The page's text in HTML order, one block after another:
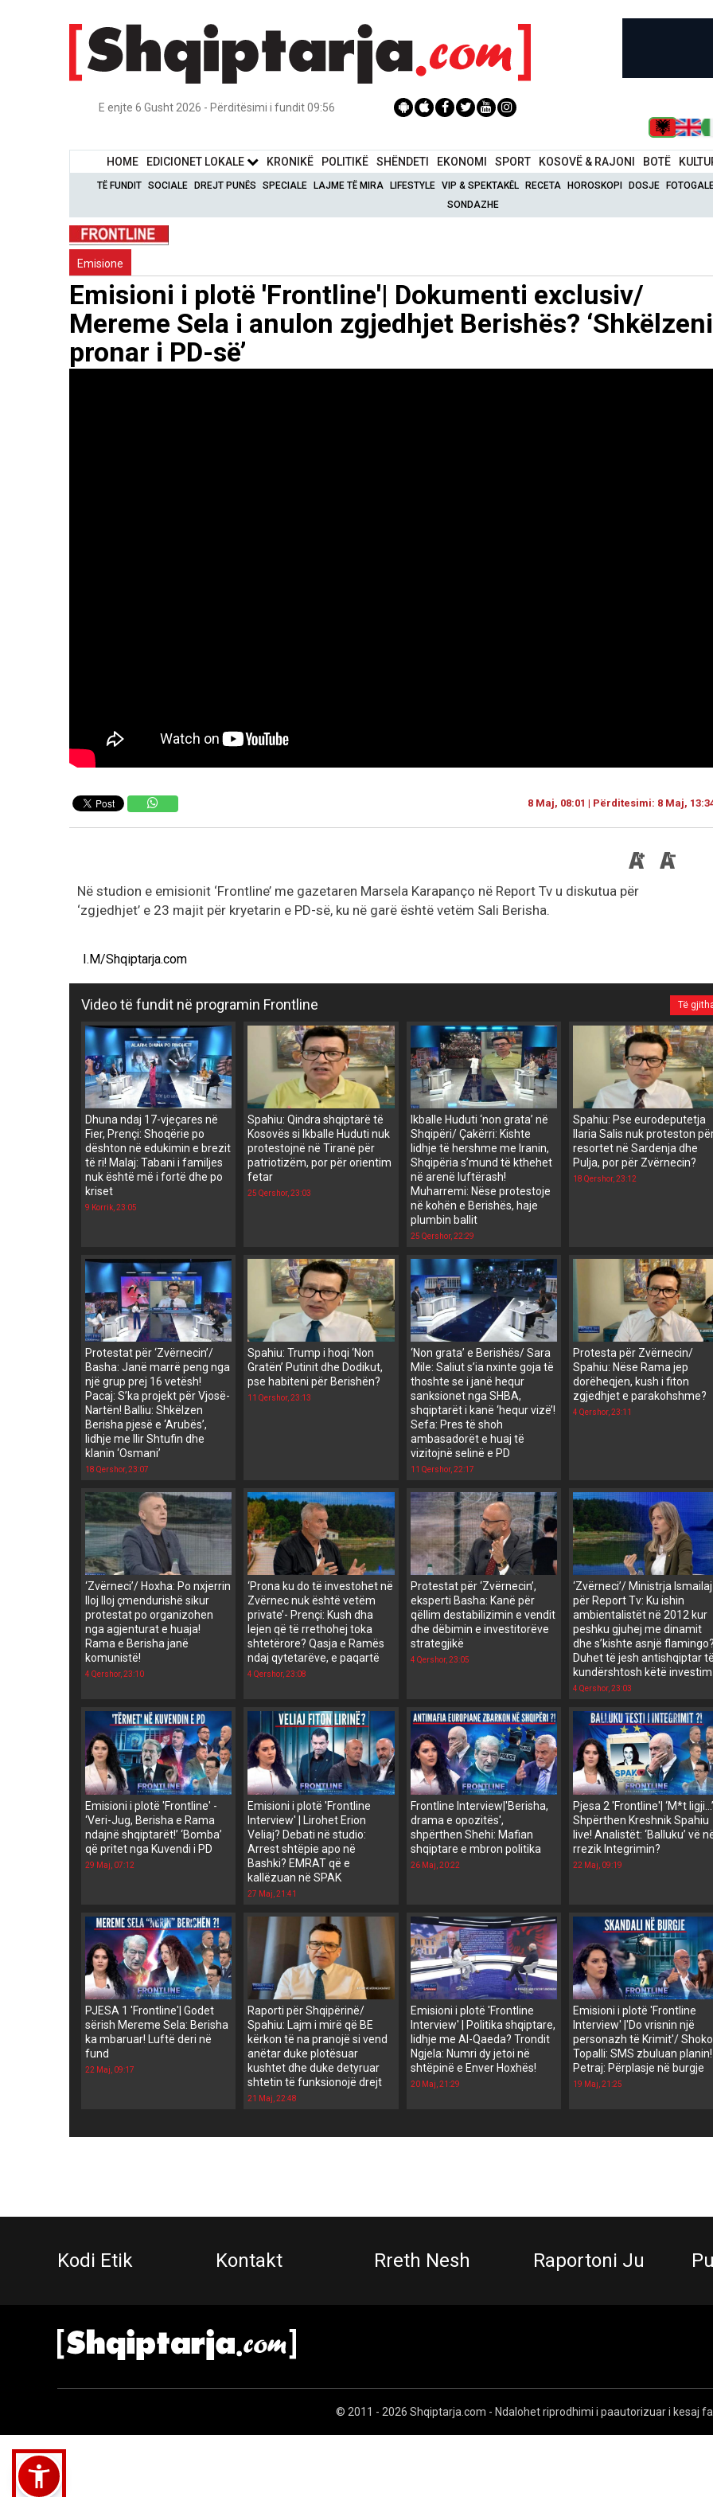
E enjte 6 Gusht 2026 - Përditësimi i fundit 09:56
HOME EDICIONET LOKALE KRONIKË POLITIKË SHËNDETI EKONOMI SPORT KOSOVË & RAJONI BOTË
TË FUNDIT SOCIALE DREJT PUNËS SPECIALE LAJME TË MIRA LIFESTYLE VIP & SPEKTAKËL RECETA HOROSKOPI DOSJE
SONDAZHE
Emisione
Emisioni i plotë 'Frontline'| Dokumenti exclusiv/
Mereme Sela i anulon zgjedhjet Berishës? ‘Shkëlzeni
pronar i PD-së’
8 Maj, 08:01 | Përditesimi: 8 Maj,
Në studion e emisionit ‘Frontline’ me gazetaren Marsela Karapanço në Report Tv u diskutua për
‘zgjedhjet’ e 23 majit për kryetarin e PD-së, ku në garë është vetëm Sali Berisha.
I.M/Shqiptarja.com
Video të fundit në programin Frontline Të
Dhuna ndaj 17-vjeçares në
Fier, Prençi: Shoqërie po
dështon në edukimin e brezit
të ri! Malaj: Tabani i familjes
nuk është më i fortë dhe po
kriset
9 Korrik, 23:05
Spahiu: Qindra shqiptarë të
Kosovës si Ikballe Huduti nuk
protestojnë në Tiranë për
patriotizëm, por për orientim
fetar
25 Qershor, 23:03
Ikballe Huduti ‘non grata’ në
Shqipëri/ Çakërri: Kishte
lidhje të hershme me Iranin,
Shqipëria s’mund të kthehet
në arenë luftërash!
Muharremi: Nëse protestoje
në kohën e Berishës, haje
plumbin ballit
25 Qershor, 22:29
Spahiu: Pse eurodeputetja
Ilaria Salis nuk proteston
resortet në Sardenja dhe
Pulja, por për Zvërnecin?
18 Qershor, 23:12
Protestat për ‘Zvërnecin’/
Basha: Janë marrë peng nga
një grup prej 16 vetësh!
Pacaj: S’ka projekt për Vjosë-
Nartën! Balliu: Shkëlzen
Berisha pjesë e ‘Arubës’,
lidhje me Ilir Shtufin dhe
klanin ‘Osmani’
18 Qershor, 23:07
Spahiu: Trump i hoqi ‘Non
Gratën’ Putinit dhe Dodikut,
pse habiteni për Berishën?
11 Qershor, 23:13
‘Non grata’ e Berishës/ Sara
Mile: Saliut s’ia nxinte goja të
thoshte se i janë hequr
sanksionet nga SHBA,
shqiptarët i kanë ‘hequr vizë’!
Sefa: Pres të shoh
ambasadorët e huaj të
vizitojnë selinë e PD
11 Qershor, 22:17
Protesta për Zvërnecin/
Spahiu: Nëse Rama jep
dorëheqjen, kush i fiton
zgjedhjet e parakohshme?
4 Qershor, 23:11
‘Zvërneci’/ Hoxha: Po nxjerrin
lloj lloj çmendurishë sikur
protestat po organizohen
nga agjenturat e huaja!
Rama e Berisha janë
komunistë!
4 Qershor, 23:10
‘Prona ku do të investohet në
Zvërnec nuk është vetëm
private’- Prençi: Kush dha
lejen që të rrethohej toka
shtetërore? Qasja e Ramës
ndaj qytetarëve, e paqartë
4 Qershor, 23:08
Protestat për ‘Zvërnecin’,
eksperti Basha: Kanë për
qëllim destabilizimin e vendit
dhe dëbimin e investitorëve
strategjikë
4 Qershor, 23:05
‘Zvërneci’/ Ministrja Ismailaj
për Report Tv: Ku ishin
ambientalistët në 2012 kur
peshku gjuhej me dinamit
dhe s’kishte asnjë
Duhet të jesh antishqiptar
kundërshtosh këtë investim
4 Qershor, 23:03
Emisioni i plotë 'Frontline' -
‘Veri-Jug, Berisha e Rama
ndajnë shqiptarët!’ ‘Bomba’
që pritet nga Kuvendi i PD
29 Maj, 07:12
Emisioni i plotë 'Frontline
Interview' | Lirohet Erion
Veliaj? Debati në studio:
Arrest shtëpie apo në
Bashki? EMRAT që e
kallëzuan në SPAK
27 Maj, 21:41
Frontline Interview|'Berisha,
drama e opozitës',
shpërthen Shehi: Mafian
shqiptare e mbron politika
26 Maj, 20:22
Pjesa 2 'Frontline'| ‘M*t ligji…’
Shpërthen Kreshnik Spahiu
live! Analistët: ‘Balluku’ vë
rrezik Integrimin?
22 Maj, 09:19
PJESA 1 'Frontline'| Godet
sërish Mereme Sela: Berisha
ka mbaruar! Luftë deri në
fund
22 Maj, 09:17
Raporti për Shqipërinë/
Spahiu: Lajm i mirë që BE
kërkon të na pranojë si vend
anëtar duke plotësuar
kushtet dhe duke detyruar
shtetin të funksionojë drejt
21 Maj, 22:48
Emisioni i plotë 'Frontline
Interview' | Politika shqiptare,
lidhje me Al-Qaeda? Trondit
Ngjela: Numri dy jetoi në
shtëpinë e Enver Hoxhës!
20 Maj, 21:29
Emisioni i plotë 'Frontline
Interview' |'Do vrisnin një
personazh të Krimit'/
Topalli: SMS zbuluan planin!
Petraj: Përplasje në burgje
19 Maj, 21:25
Kodi Etik Kontakt Rreth Nesh Raportoni Ju
© 2011 - 2026 Shqiptarja.com - Ndalohet riprodhimi i paautorizuar i kesaj